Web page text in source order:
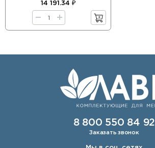
14 191.34 ₽
8 800 550 84 92
Заказать звонок